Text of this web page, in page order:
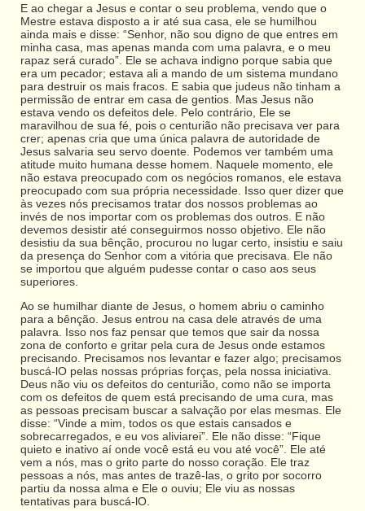
E ao chegar a Jesus e contar o seu problema, vendo que o
Mestre estava disposto a ir até sua casa, ele se humilhou
ainda mais e disse: “Senhor, não sou digno de que entres em
minha casa, mas apenas manda com uma palavra, e o meu
rapaz será curado”. Ele se achava indigno porque sabia que
era um pecador; estava ali a mando de um sistema mundano
para destruir os mais fracos. E sabia que judeus não tinham a
permissão de entrar em casa de gentios. Mas Jesus não
estava vendo os defeitos dele. Pelo contrário, Ele se
maravilhou de sua fé, pois o centurião não precisava ver para
crer; apenas cria que uma única palavra de autoridade de
Jesus salvaria seu servo doente. Podemos ver também uma
atitude muito humana desse homem. Naquele momento, ele
não estava preocupado com os negócios romanos, ele estava
preocupado com sua própria necessidade. Isso quer dizer que
às vezes nós precisamos tratar dos nossos problemas ao
invés de nos importar com os problemas dos outros. E não
devemos desistir até conseguirmos nosso objetivo. Ele não
desistiu da sua bênção, procurou no lugar certo, insistiu e saiu
da presença do Senhor com a vitória que precisava. Ele não
se importou que alguém pudesse contar o caso aos seus
superiores.
Ao se humilhar diante de Jesus, o homem abriu o caminho
para a bênção. Jesus entrou na casa dele através de uma
palavra. Isso nos faz pensar que temos que sair da nossa
zona de conforto e gritar pela cura de Jesus onde estamos
precisando. Precisamos nos levantar e fazer algo; precisamos
buscá-lO pelas nossas próprias forças, pela nossa iniciativa.
Deus não viu os defeitos do centurião, como não se importa
com os defeitos de quem está precisando de uma cura, mas
as pessoas precisam buscar a salvação por elas mesmas. Ele
disse: “Vinde a mim, todos os que estais cansados e
sobrecarregados, e eu vos aliviarei”. Ele não disse: “Fique
quieto e inativo aí onde você está eu vou até você”. Ele até
vem a nós, mas o grito parte do nosso coração. Ele traz
pessoas a nós, mas antes de trazê-las, o grito por socorro
partiu da nossa alma e Ele o ouviu; Ele viu as nossas
tentativas para buscá-lO.